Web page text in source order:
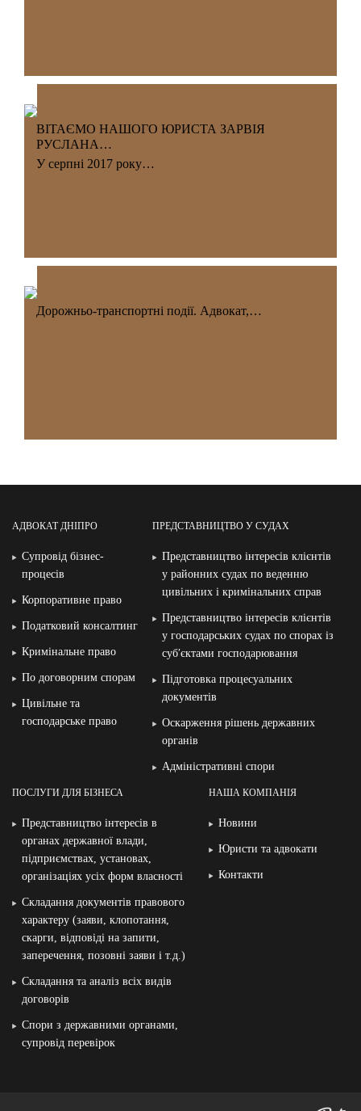
ВІТАЄМО НАШОГО ЮРИСТА ЗАРВІЯ
РУСЛАНА…
У серпні 2017 року…
Дорожньо-транспортні події. Адвокат,…
АДВОКАТ ДНІПРО
Супровід бізнес-
процесів
Корпоративне право
Податковий консалтинг
Кримінальне право
По договорним спорам
Цивільне та
господарське право
ПРЕДСТАВНИЦТВО У СУДАХ
Представництво інтересів клієнтів
у районних судах по веденню
цивільних і кримінальних справ
Представництво інтересів клієнтів
у господарських судах по спорах із
суб′єктами господарювання
Підготовка процесуальних
документів
Оскарження рішень державних
органів
Адміністративні спори
ПОСЛУГИ ДЛЯ БІЗНЕСА
Представництво інтересів в
органах державної влади,
підприємствах, установах,
організаціях усіх форм власності
Складання документів правового
характеру (заяви, клопотання,
скарги, відповіді на запити,
заперечення, позовні заяви і т.д.)
Складання та аналіз всіх видів
договорів
Спори з державними органами,
супровід перевірок
НАША КОМПАНІЯ
Новини
Юристи та адвокати
Контакти